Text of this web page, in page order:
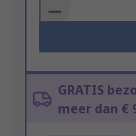
Basket
GRATIS
meer dan €